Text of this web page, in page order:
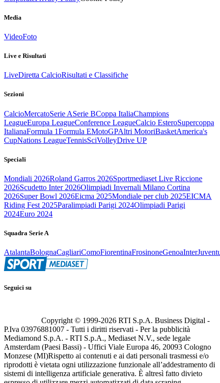
Media
VideoFoto
Live e Risultati
LiveDiretta CalcioRisultati e Classifiche
Sezioni
CalcioMercatoSerie ASerie BCoppa ItaliaChampions
LeagueEuropa LeagueConference LeagueCalcio EsteroSupercoppa
ItalianaFormula 1Formula EMotoGPAltri MotoriBasketAmerica's
CupNations LeagueTennisSciVolleyDrive UP
Speciali
Mondiali 2026Roland Garros 2026Sportmediaset Live Riccione
2026Scudetto Inter 2026Olimpiadi Invernali Milano Cortina
2026Super Bowl 2026Eicma 2025Mondiale per club 2025EICMA
Riding Fest 2025Paralimpiadi Parigi 2024Olimpiadi Parigi
2024Euro 2024
Squadra Serie A
AtalantaBolognaCagliariComoFiorentinaFrosinoneGenoaInter
Seguici su
Copyright © 1999-2026 RTI S.p.A. Business Digital -
P.Iva 03976881007 - Tutti i diritti riservati - Per la pubblicità
Mediamond S.p.A. - RTI S.p.A., Mediaset N.V., sede legale
Amsterdam (Paesi Bassi) - Uffici Viale Europa 46, 20093 Cologno
Monzese (MI)Rispetto ai contenuti e ai dati personali trasmessi e/o
riprodotti è vietata ogni utilizzazione funzionale all’addestramento di
sistemi di intelligenza artificiale generativa. È altresì fatto divieto